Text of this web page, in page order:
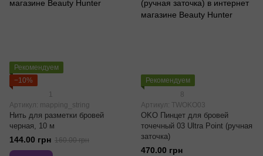
Рекомендуем
−10%
1
Артикул: mapping_string
Нить для разметки бровей
черная, 10 м
144.00 грн 160.00 грн
Рекомендуем
8
Артикул: TWOKO03
OKO Пинцет для бровей
точечный 03 Ultra Point (ручная
заточка)
470.00 грн